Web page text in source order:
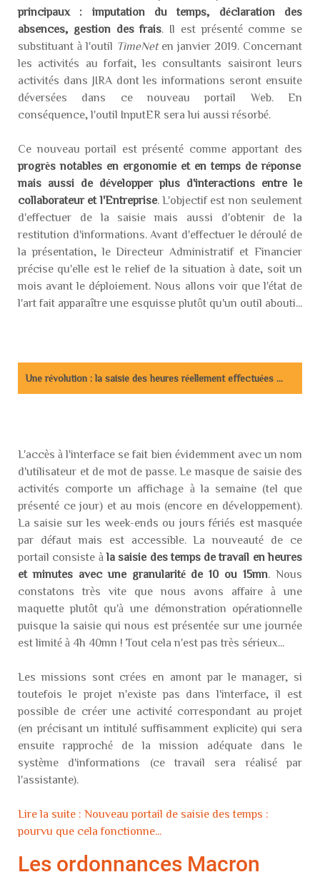
principaux : imputation du temps, déclaration des
absences, gestion des frais . Il est présenté comme se
substituant à l'outil TimeNet en janvier 2019. Concernant
les activités au forfait, les consultants saisiront leurs
activités dans JIRA dont les informations seront ensuite
déversées dans ce nouveau portail Web. En
conséquence, l'outil InputER sera lui aussi résorbé.
Ce nouveau portail est présenté comme apportant des
progrès notables en ergonomie et en temps de réponse
mais aussi de développer plus d'interactions entre le
collaborateur et l'Entreprise. L'objectif est non seulement
d'effectuer de la saisie mais aussi d'obtenir de la
restitution d'informations. Avant d'effectuer le déroulé de
la présentation, le Directeur Administratif et Financier
précise qu'elle est le relief de la situation à date, soit un
mois avant le déploiement. Nous allons voir que l'état de
l'art fait apparaître une esquisse plutôt qu'un outil abouti...
Une révolution : la saisie des heures réellement effectuées ...
L'accès à l'interface se fait bien évidemment avec un nom
d'utilisateur et de mot de passe. Le masque de saisie des
activités comporte un affichage à la semaine (tel que
présenté ce jour) et au mois (encore en développement).
La saisie sur les week-ends ou jours fériés est masquée
par défaut mais est accessible. La nouveauté de ce
portail consiste àla saisie des temps de travail en heures
et minutes avec une granularité de 10 ou 15mn . Nous
constatons très vite que nous avons affaire à une
maquette plutôt qu'à une démonstration opérationnelle
puisque la saisie qui nous est présentée sur une journée
est limité à 4h 40mn ! Tout cela n'est pas très sérieux...
Les missions sont crées en amont par le manager, si
toutefois le projet n'existe pas dans l'interface, il est
possible de créer une activité correspondant au projet
(en précisant un intitulé suffisamment explicite) qui sera
ensuite rapproché de la mission adéquate dans le
système d'informations (ce travail sera réalisé par
l'assistante).
Lire la suite : Nouveau portail de saisie des temps :
pourvu que cela fonctionne...
Les ordonnances Macron